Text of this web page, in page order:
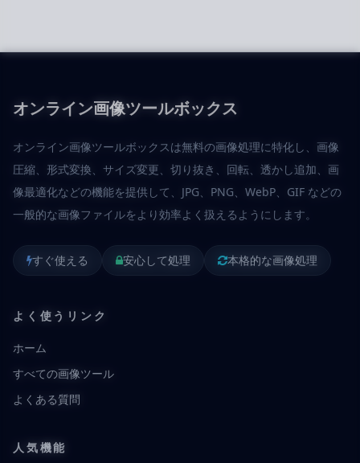
オンライン画像ツールボックス
オンライン画像ツールボックスは無料の画像処理に特化し、画像
圧縮、形式変換、サイズ変更、切り抜き、回転、透かし追加、画
像最適化などの機能を提供して、JPG、PNG、WebP、GIF などの
一般的な画像ファイルをより効率よく扱えるようにします。
すぐ使える 安心して処理 本格的な画像処理
よく使うリンク
ホーム
すべての画像ツール
よくある質問
人気機能